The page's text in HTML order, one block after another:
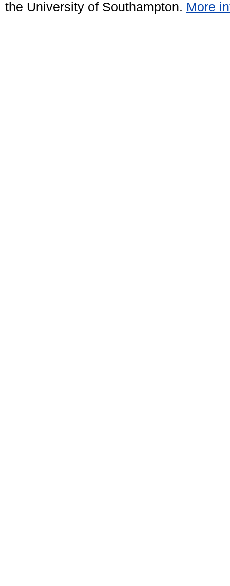
the University of Southampton. More